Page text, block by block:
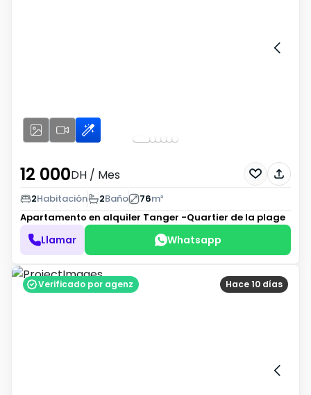
12 000DH / Mes
2Habitación 2Baño 76m²
Apartamento en alquiler Tanger -Quartier de la plage
Llamar Whatsapp
Hace 10 días
Verificado por agenz